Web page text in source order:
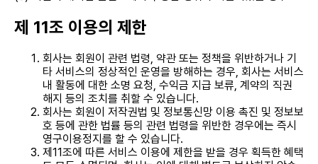
제 11조 이용의 제한
회사는 회원이 관련 법령, 약관 또는 정책을 위반하거나 기
타 서비스의 정상적인 운영을 방해하는 경우, 회사는 서비스
내 활동에 대한 소명 요청, 수익금 지급 보류, 계약의 직권
해지 등의 조치를 취할 수 있습니다.
회사는 회원이 저작권법 및 정보통신망 이용 촉진 및 정보보
호 등에 관한 법률 등의 관련 법령을 위반한 경우에는 즉시
영구이용정지를 할 수 있습니다.
제11조에 따른 서비스 이용에 제한을 받을 경우 획득한 혜택